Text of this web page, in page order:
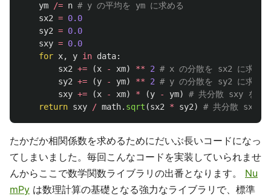
ym
/= n
sx2 = 0.0
sy2 = 0.0
sxy = 0.0
for x, y in data:
sx2 += (x - xm) **
2
sy2 += (y - ym) **
2
sxy += (x - xm) * (y - ym)
return sxy / math. sqrt (sx2 * sy2)
たかだか相関係数を求めるためにだいぶ長いコードになっ
てしまいました。毎回こんなコードを実装していられませ
んからここで数学関数ライブラリの出番となります。 Nu
mPy は数理計算の基礎となる強力なライブラリで、標準